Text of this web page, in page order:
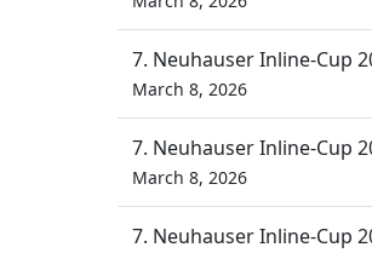
7. Neuhauser Inline-Cup
March 8, 2026
7. Neuhauser Inline-Cup
March 8, 2026
7. Neuhauser Inline-Cup